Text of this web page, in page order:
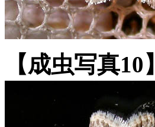
【成虫写真10】